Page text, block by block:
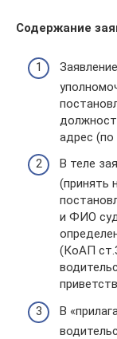
Содержание
адрес (по
В теле
(принять
и ФИО
(КоАП
В